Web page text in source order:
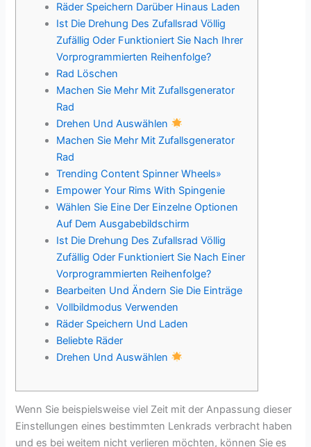
Räder Speichern Darüber Hinaus Laden
Ist Die Drehung Des Zufallsrad Völlig
Zufällig Oder Funktioniert Sie Nach Ihrer
Vorprogrammierten Reihenfolge?
Rad Löschen
Machen Sie Mehr Mit Zufallsgenerator
Rad
Drehen Und Auswählen
Machen Sie Mehr Mit Zufallsgenerator
Rad
Trending Content Spinner Wheels»
Empower Your Rims With Spingenie
Wählen Sie Eine Der Einzelne Optionen
Auf Dem Ausgabebildschirm
Ist Die Drehung Des Zufallsrad Völlig
Zufällig Oder Funktioniert Sie Nach Einer
Vorprogrammierten Reihenfolge?
Bearbeiten Und Ändern Sie Die Einträge
Vollbildmodus Verwenden
Räder Speichern Und Laden
Beliebte Räder
Drehen Und Auswählen
Wenn Sie beispielsweise viel Zeit mit der Anpassung dieser
Einstellungen eines bestimmten Lenkrads verbracht haben
und es bei weitem nicht verlieren möchten, können Sie es